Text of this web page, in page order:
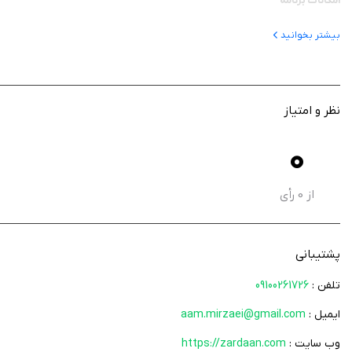
ثبت سفارش و خرید درون‌برنامه‌ای
مشاهده سریع قیمت و موجودی کالاها
پشتیبانی از روش‌های متنوع پرداخت
رابط کاربری ساده و روان
زردان یک اپلیکیشن کاربردی برای مدیریت خرید و ثبت سفارش است که امکاناتی
بیشتر بخوانید
نظر و امتیاز
0
از 0 رأی
پشتیبانی
تلفن : 09100261726
ایمیل : aam.mirzaei@gmail.com
وب سایت : https://zardaan.com